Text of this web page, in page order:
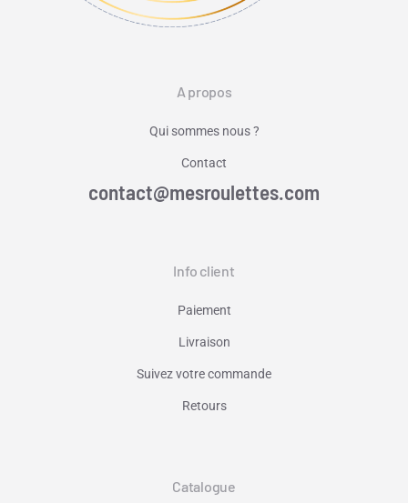
A propos
Qui sommes nous ?
Contact
contact@mesroulettes.com
Info client
Paiement
Livraison
Suivez votre commande
Retours
Catalogue